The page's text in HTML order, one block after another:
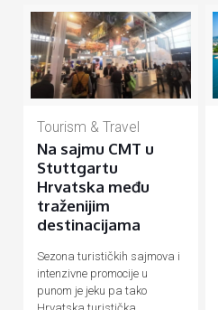
Tourism & Travel
Na sajmu CMT u
Stuttgartu
Hrvatska među
traženijim
destinacijama
Sezona turističkih sajmova i
intenzivne promocije u
punom je jeku pa tako